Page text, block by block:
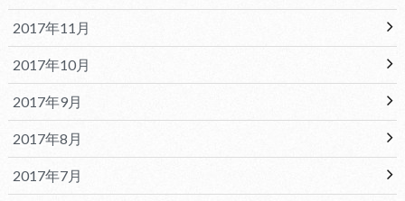
2017年11月
2017年10月
2017年9月
2017年8月
2017年7月